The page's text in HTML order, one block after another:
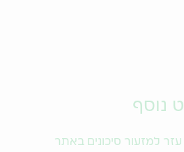
נוסף
עזר למזעור סיכונים באתר